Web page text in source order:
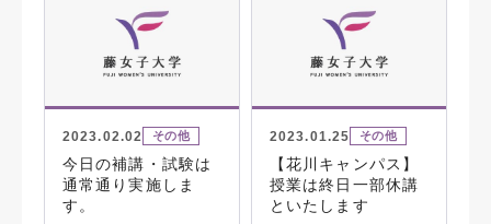
2023.02.02 その他
今日の補講・試験は
通常通り実施しま
す。
2023.01.25 その他
【花川キャンパス】
授業は終日一部休講
といたします